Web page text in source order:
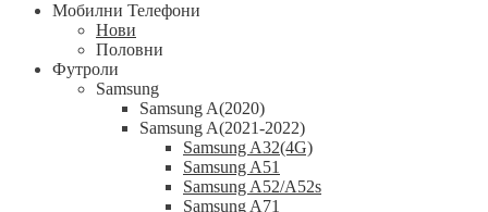
Мобилни Телефони
Нови
Половни
Футроли
Samsung
Samsung A(2020)
Samsung A(2021-2022)
Samsung A32(4G)
Samsung A51
Samsung A52/A52s
Samsung A71